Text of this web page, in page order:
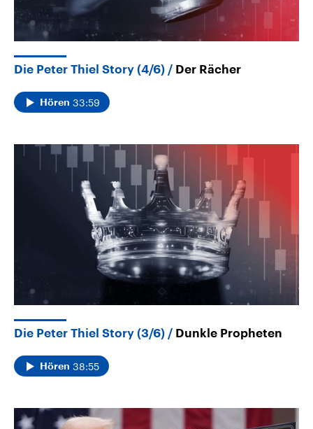
Die Peter Thiel Story (4/6) Der Rächer
Hören 33:59
Die Peter Thiel Story (3/6) Dunkle Propheten
Hören 38:55